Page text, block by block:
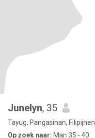
Junelyn, 35
Tayug, Pangasinan, Filipijnen
Op zoek naar: Man 35 - 40